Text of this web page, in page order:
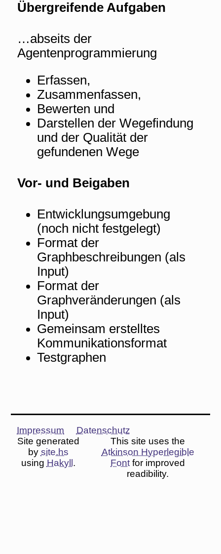
Übergreifende Aufgaben
…abseits der
Agentenprogrammierung
Erfassen,
Zusammenfassen,
Bewerten und
Darstellen der Wegefindung
und der Qualität der
gefundenen Wege
Vor- und Beigaben
Entwicklungsumgebung
(noch nicht festgelegt)
Format der
Graphbeschreibungen (als
Input)
Format der
Graphveränderungen (als
Input)
Gemeinsam erstelltes
Kommunikationsformat
Testgraphen
Impressum
Datenschutz
Site generated
by site.hs
using Hakyll.
This site uses the
Atkinson Hyperlegible
Font for improved
readibility.